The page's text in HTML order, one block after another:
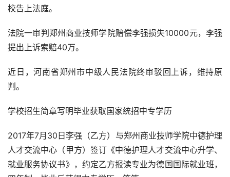
校告上法庭。
法院一审判郑州商业技师学院赔偿李强损失10000元，李强
提出上诉索赔40万。
近日，河南省郑州市中级人民法院终审驳回上诉，维持原
判。
学校招生简章写明毕业获取国家统招中专学历
2017年7月30日李强（乙方）与郑州商业技师学院中德护理
人才交流中心（甲方）签订《中德护理人才交流中心升学、
就业服务协议书》，约定乙方报读专业为德国国际就业班，